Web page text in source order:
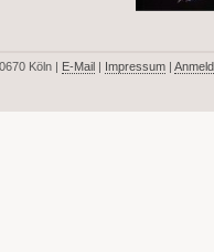
Köln | E-Mail | Impressum |